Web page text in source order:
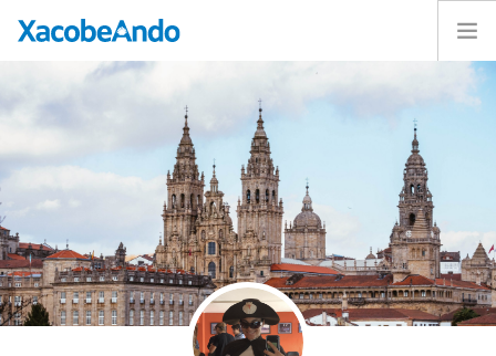
Caminos
Exhibition
Login
ENGLISH